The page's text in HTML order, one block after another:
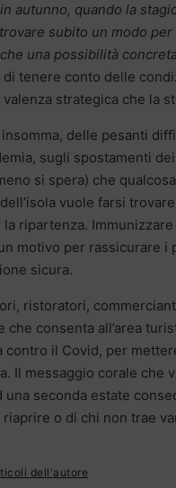
autunno, quando la
subito un modo
una possibilità
tenere conto delle
strategica che la
delle pesanti
sugli spostamenti
si spera) che
vuole farsi
la ripartenza.
motivo per rassicurare i
sicura.
ristoratori,
che consenta all’area
contro il Covid, per
Il messaggio corale che
una seconda estate
riaprire o di chi non trae
dell'autore